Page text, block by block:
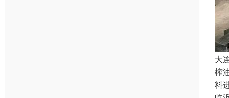
大
榨
料